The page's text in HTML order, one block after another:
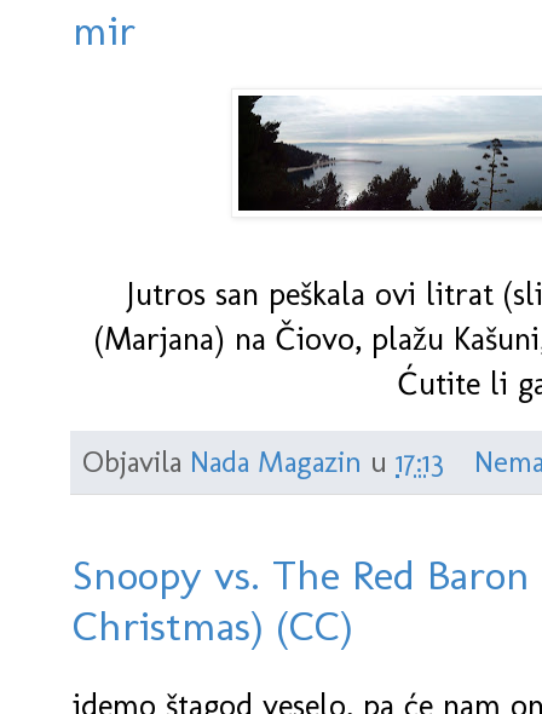
mir
Jutros san peškala ovi litrat
(Marjana) na Čiovo, plažu
Ćutite li
Objavila Nada Magazin u 17:13
Snoopy vs. The Red
Christmas) (CC)
idemo štagod veselo, pa će nam